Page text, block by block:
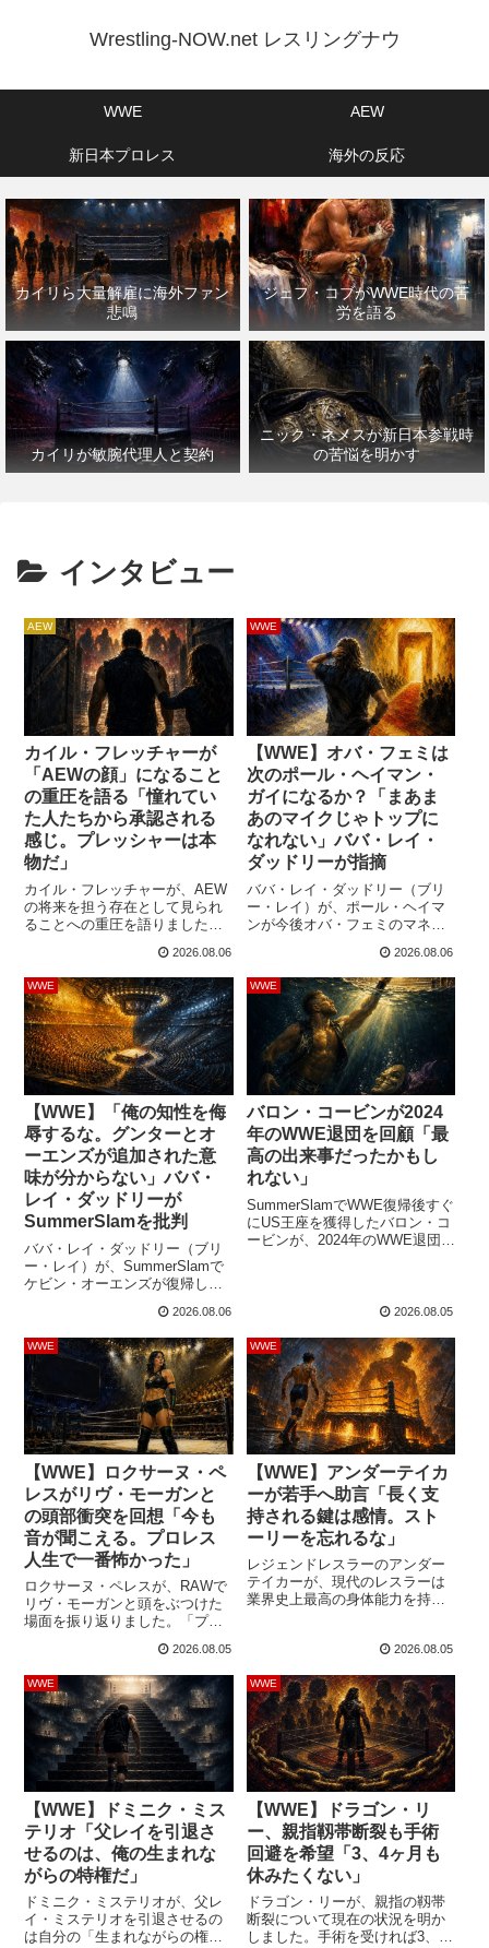
Wrestling-NOW.net レスリングナウ
WWE AEW
新日本プロレス 海外の反応
カイリら大量解雇に海外ファン
悲鳴
ジェフ・コブがWWE時代の苦
労を語る
カイリが敏腕代理人と契約
ニック・ネメスが新日本参戦時
の苦悩を明かす
インタビュー
AEW
カイル・フレッチャーが
「AEWの顔」になること
の重圧を語る「憧れてい
た人たちから承認される
感じ。プレッシャーは本
物だ」
カイル・フレッチャーが、AEW
の将来を担う存在として見られ
ることへの重圧を語りました。
「彼がAEWの未来だ」と認めら
れることは、15年を捧げてきた
自分への大きな評価だと受け止
めているようですが、のしかか
るプレッシャーも相当なものに
なっています。フレッチャー
は、最新のインタビューで「団
体の顔になることは、プロレス
ラーなら誰もが目指す最...
2026.08.06
WWE
【WWE】オバ・フェミは
次のポール・ヘイマン・
ガイになるか？「まあま
あのマイクじゃトップに
なれない」ババ・レイ・
ダッドリーが指摘
ババ・レイ・ダッドリー（ブリ
ー・レイ）が、ポール・ヘイマ
ンが今後オバ・フェミのマネー
した。フェミのマイク力がまだ
十分ではないため、サポートが
必要だ…と考えているようで
す。オバ・フェミは
SummerSlamのHell in a Cellマッ
チでブロック・レスナーを破り
ました。その後のRAWでは、レ
スナーのマネージャーを務めて
きたヘイ...
2026.08.06
WWE
【WWE】「俺の知性を侮
辱するな。グンターとオ
ーエンズが追加された意
味が分からない」ババ・
レイ・ダッドリーが
SummerSlamを批判
ババ・レイ・ダッドリー（ブリ
ー・レイ）が、SummerSlamで
ケビン・オーエンズが復帰し、
挑戦者決定4wayマッチを制した
展開を批判しました。サプライ
ズ自体ではなく、グンターとオ
ーエンズを試合に加えた理由が
説明されなかった点に不満を示
しています。統一WWE王座への
次期挑戦者決定戦は、当初サ
ミ・ゼインとフィン・ベイラー
のシングル...
2026.08.06
WWE
バロン・コービンが2024
年のWWE退団を回顧「最
高の出来事だったかもし
れない」
SummerSlamでWWE復帰後すぐ
にUS王座を獲得したバロン・コ
ービンが、2024年のWWE退団を
き、リングやマイクの技術を高
す。2024年11月、コービンは
WWEとの契約満了をもって退
団。その後はビショップ・ダイ
アー名義でインディー団体に参
戦...
2026.08.05
WWE
【WWE】ロクサーヌ・ペ
レスがリヴ・モーガンと
の頭部衝突を回想「今も
音が聞こえる。プロレス
人生で一番怖かった」
ロクサーヌ・ペレスが、RAWで
リヴ・モーガンと頭をぶつけた
場面を振り返りました。「プロ
一つ」と明かし、現在も衝突音
が耳に残っているほどのインパ
クトがあり、モーガンの頭には
今もこぶが残っているそうで
す。レッスルマニア42で行われ
たモーガンとステファニー・バ
ッケルのWWE女子世界王座戦を
前に、RAWではモーガンと同じ
Judgment ...
2026.08.05
WWE
【WWE】アンダーテイカ
ーが若手へ助言「長く支
持される鍵は感情。スト
ーリーを忘れるな」
レジェンドレスラーのアンダー
テイカーが、現代のレスラーは
業界史上最高の身体能力を持つ
はすぐに見慣れられるため、長
で観客の感情を動かす必要があ
ると語っています。AAAでクリ
エイティブ責任者の重責を担う
アンダーテイカーは、クリス・
ヴァン・ブリエットのインタビ
ュー番組「Insigh...
2026.08.05
WWE
【WWE】ドミニク・ミス
テリオ「父レイを引退さ
せるのは、俺の生まれな
がらの特権だ」
ドミニク・ミステリオが、父レ
イ・ミステリオを引退させるの
は自分の「生まれながらの権
WWE
【WWE】ドラゴン・リ
ー、親指靱帯断裂も手術
回避を希望「3、4ヶ月も
休みたくない」
ドラゴン・リーが、親指の靱帯
断裂について現在の状況を明か
しました。手術を受ければ3、4